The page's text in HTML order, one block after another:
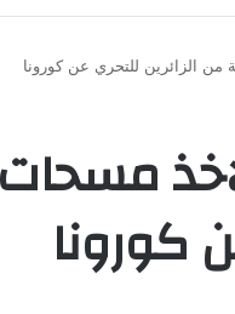
الزائرين للتحري عن كورونا
كورونا